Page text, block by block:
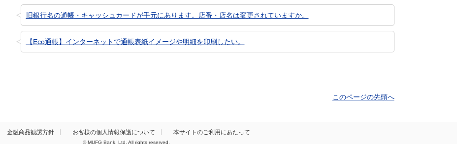
旧銀行名の通帳・キャッシュカードが手元にあります。店番・店名は変更されていますか。
【Eco通帳】インターネットで通帳表紙イメージや明細を印刷したい。
このページの先頭へ
金融商品勧誘方針 お客様の個人情報保護について 本サイトのご利用にあたって
© MUFG Bank, Ltd. All rights reserved.